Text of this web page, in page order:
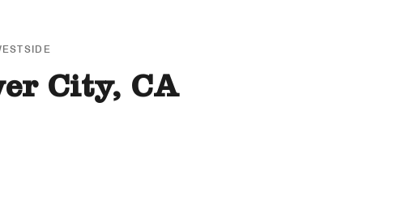
City, CA